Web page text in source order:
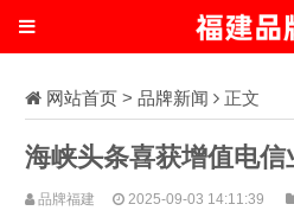
网站首页 > 品牌新闻 正文
海峡头条喜获增值电
品牌福建 2025-09-03 14:11:39